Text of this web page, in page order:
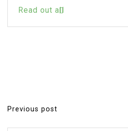
Read out all
P
o
Previous post